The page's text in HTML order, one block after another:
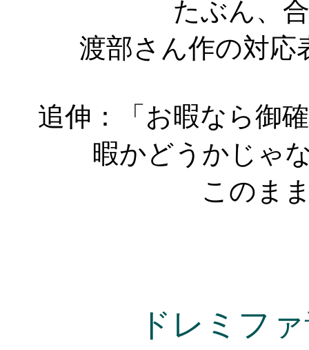
たぶん、
渡部さん作の対応
追伸：「お暇なら御
暇かどうかじゃ
このま
ドレミフ